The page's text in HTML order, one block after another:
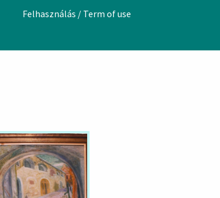
Felhasználás / Term of use